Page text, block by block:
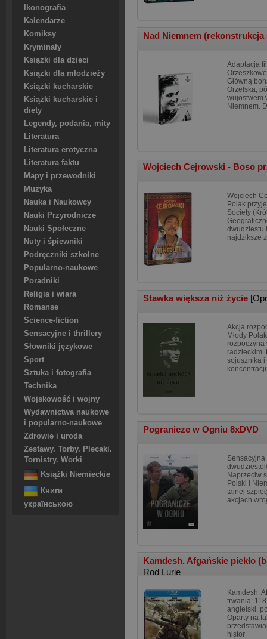
Ikonografia
Kalendarze
Komiksy
Kryminały
Ksiązki dla dzieci
Ksiązki dla młodzieży
Książki kucharskie
Książki kucharskie i
diety
Legendy, podania, mity
Literatura
Literatura erotyczna
Literatura faktu
Mapy i przewodniki
Muzyka
Nauka i Naukowcy
Nauki Przyrodnicze
Nauki Społeczne
Nuty i śpiewniki
Podręczniki szkolne
Popularno-naukowe
Poradniki
Religia i wiara
Romanse
Science-fiction
Sensacyjne i thrillery
Słowniki językowe
Sport
Sztuka i fotografia
Technika
Wojskowość i wojny
Wydawnictwa naukowe
i popularno-naukowe
Zdrowie i uroda
Zestawy. Torby. Plecaki.
Tornistry. Worki
Książki Niemieckie
Книги
українською
Nad Niemnem
Adaptacja
Główną
Orzelska,
wujostwem
Niemnem.
Wojciech Cejrowski - Boso
Wojciech
Polak
Society
dwudziestu
najdziksze
Stawka większa niż życie
Akcja
Młody
rozpoczyna
radzieckim.
sojusznika
Pogranicze w Ogniu 8xDVD
Naprzeciw
Polski i
tajnej
akcjach
Kamdesh. Afgańskie piekło
Rod Lurie
Kamdesh.
trwania:
angielski,
Oparty na
histor